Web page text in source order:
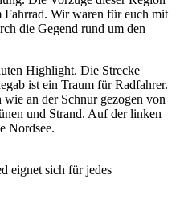
Fahrrad. Wir waren für euch mit
die Gegend rund um den
Highlight. Die Strecke
ist ein Traum für Radfahrer.
an der Schnur gezogen von
und Strand. Auf der linken
Nordsee.
eignet sich für jedes